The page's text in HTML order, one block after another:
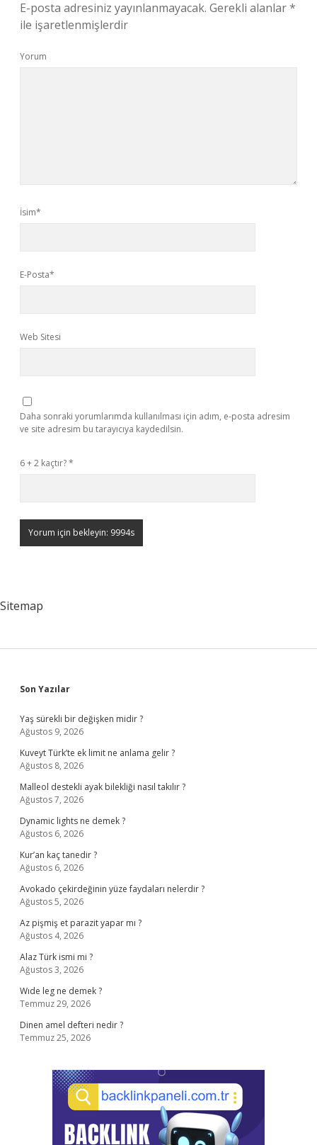
E-posta adresiniz yayınlanmayacak. Gerekli alanlar*
ile işaretlenmişlerdir
Yorum
İsim*
E-Posta*
Web Sitesi
Daha sonraki yorumlarımda kullanılması için adım, e-posta adresim
ve site adresim bu tarayıcıya kaydedilsin.
6 + 2 kaçtır?*
Sitemap
Sidebar
Son Yazılar
Yaş sürekli bir değişken midir ?
Ağustos 9, 2026
Kuveyt Türk’te ek limit ne anlama gelir ?
Ağustos 8, 2026
Malleol destekli ayak bilekliği nasıl takılır ?
Ağustos 7, 2026
Dynamic lights ne demek ?
Ağustos 6, 2026
Kur’an kaç tanedir ?
Ağustos 6, 2026
Avokado çekirdeğinin yüze faydaları nelerdir ?
Ağustos 5, 2026
Az pişmiş et parazit yapar mı ?
Ağustos 4, 2026
Alaz Türk ismi mi ?
Ağustos 3, 2026
Wıde leg ne demek ?
Temmuz 29, 2026
Dinen amel defteri nedir ?
Temmuz 25, 2026